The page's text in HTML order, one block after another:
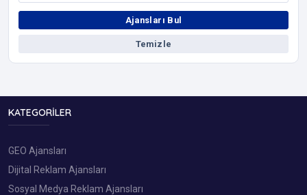
Ajansları Bul
Temizle
KATEGORILER
GEO Ajansları
Dijital Reklam Ajansları
Sosyal Medya Reklam Ajansları